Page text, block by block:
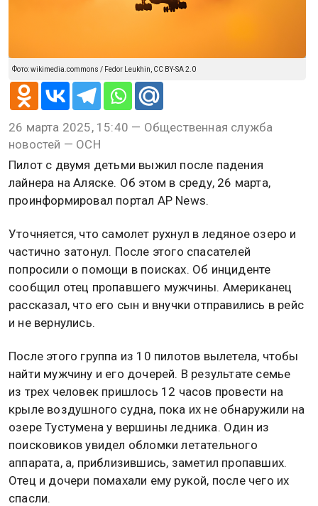
Фото: wikimedia.commons / Fedor Leukhin, CC BY-SA 2.0
26 марта 2025, 15:40 — Общественная служба
новостей — ОСН
Пилот с двумя детьми выжил после падения
лайнера на Аляске. Об этом в среду, 26 марта,
проинформировал портал AP News.
Уточняется, что самолет рухнул в ледяное озеро и
частично затонул. После этого спасателей
попросили о помощи в поисках. Об инциденте
сообщил отец пропавшего мужчины. Американец
рассказал, что его сын и внучки отправились в рейс
и не вернулись.
После этого группа из 10 пилотов вылетела, чтобы
найти мужчину и его дочерей. В результате семье
из трех человек пришлось 12 часов провести на
крыле воздушного судна, пока их не обнаружили на
озере Тустумена у вершины ледника. Один из
поисковиков увидел обломки летательного
аппарата, а, приблизившись, заметил пропавших.
Отец и дочери помахали ему рукой, после чего их
спасли.